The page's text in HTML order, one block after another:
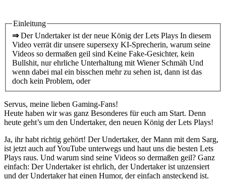
Einleitung
⇒Der Undertaker ist der neue König der Lets Plays In diesem
Video verrät dir unsere supersexy KI-Sprecherin, warum seine
Videos so dermaßen geil sind Keine Fake-Gesichter, kein
Bullshit, nur ehrliche Unterhaltung mit Wiener Schmäh Und
wenn dabei mal ein bisschen mehr zu sehen ist, dann ist das
doch kein Problem, oder
Servus, meine lieben Gaming-Fans!
Heute haben wir was ganz Besonderes für euch am Start. Denn
heute geht’s um den Undertaker, den neuen König der Lets Plays!
Ja, ihr habt richtig gehört! Der Undertaker, der Mann mit dem Sarg,
ist jetzt auch auf YouTube unterwegs und haut uns die besten Lets
Plays raus. Und warum sind seine Videos so dermaßen geil? Ganz
einfach: Der Undertaker ist ehrlich, der Undertaker ist unzensiert
und der Undertaker hat einen Humor, der einfach ansteckend ist.